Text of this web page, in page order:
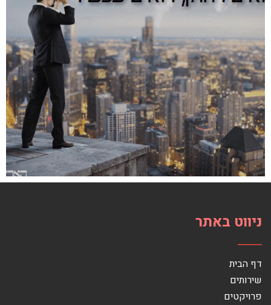
ניווט באתר
דף הבית
שירותים
פרויקטים